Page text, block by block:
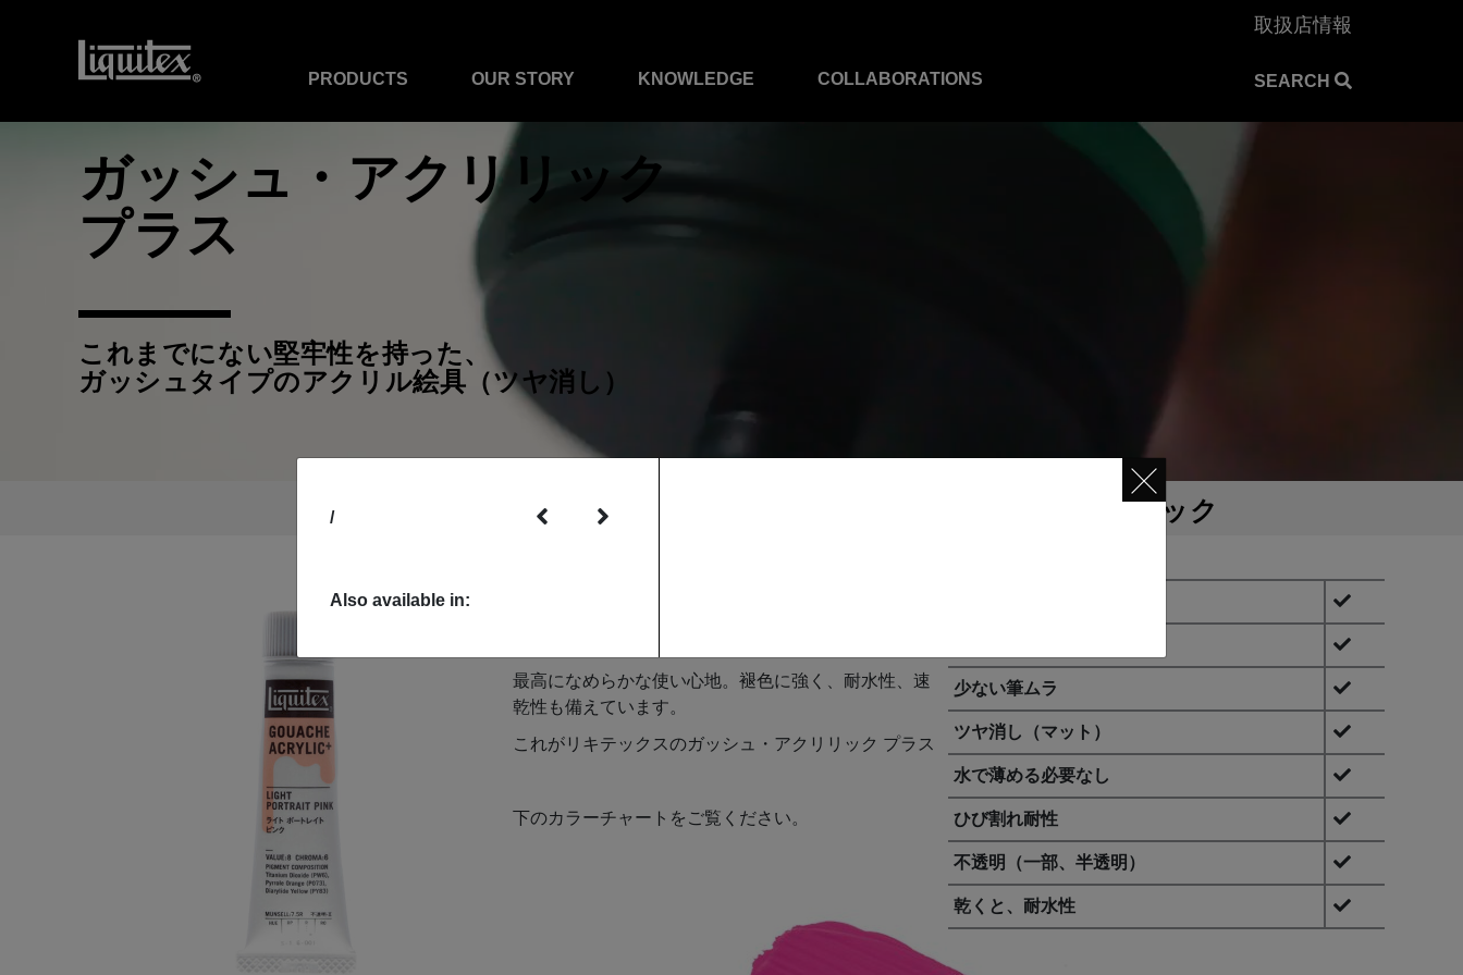
取扱店情報
SEARCH
PRODUCTS OUR STORY KNOWLEDGE COLLABORATIONS
ガッシュ・アクリリック
プラス
これまでにない堅牢性を持った、
ガッシュタイプのアクリル絵具（ツヤ消し）
テクニック
最高になめらかな使い心地。褪色に強く、耐水性、速
乾性も備えています。
これがリキテックスのガッシュ・アクリリック プラス
下のカラーチャートをご覧ください。
fa fa-check
fa fa-check
少ない筆ムラ fa fa-check
ツヤ消し（マット） fa fa-check
水で薄める必要なし fa fa-check
ひび割れ耐性 fa fa-check
不透明（一部、半透明） fa fa-check
乾くと、耐水性 fa fa-check
/
Also available in: